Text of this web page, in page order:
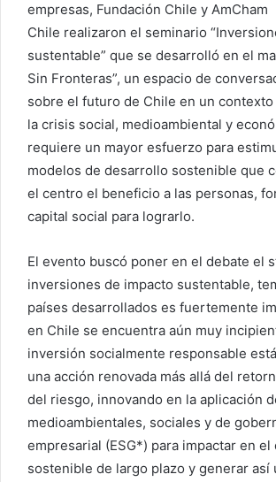
empresas, Fundación Chile y AmCham
Chile realizaron el seminario
sustentable” que se desarrolló en el
Sin Fronteras”, un espacio de
sobre el futuro de Chile en un
la crisis social, medioambiental y
requiere un mayor esfuerzo para
modelos de desarrollo sostenible que
el centro el beneficio a las personas,
capital social para lograrlo.
El evento buscó poner en el debate el
inversiones de impacto sustentable,
países desarrollados es fuertemente
en Chile se encuentra aún muy
inversión socialmente responsable
una acción renovada más allá del
del riesgo, innovando en la aplicación
medioambientales, sociales y de
empresarial (ESG*) para impactar en el
sostenible de largo plazo y generar así